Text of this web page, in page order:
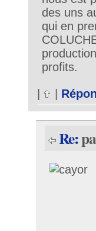
des uns
qui en
profits.
| |
Re: